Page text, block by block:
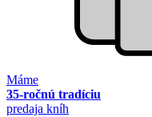
Máme
35-ročnú tradíciu
predaja kníh